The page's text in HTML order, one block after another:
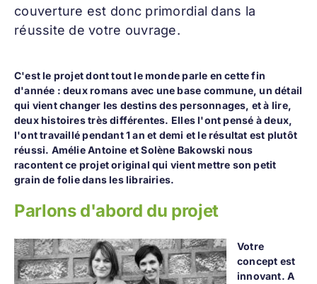
couverture est donc primordial dans la
réussite de votre ouvrage.
C'est le projet dont tout le monde parle en cette fin
d'année : deux romans avec une base commune, un détail
qui vient changer les destins des personnages, et à lire,
deux histoires très différentes. Elles l'ont pensé à deux,
l'ont travaillé pendant 1 an et demi et le résultat est plutôt
réussi. Amélie Antoine et Solène Bakowski nous
racontent ce projet original qui vient mettre son petit
grain de folie dans les librairies.
Parlons d'abord du projet
Votre
concept est
innovant. A